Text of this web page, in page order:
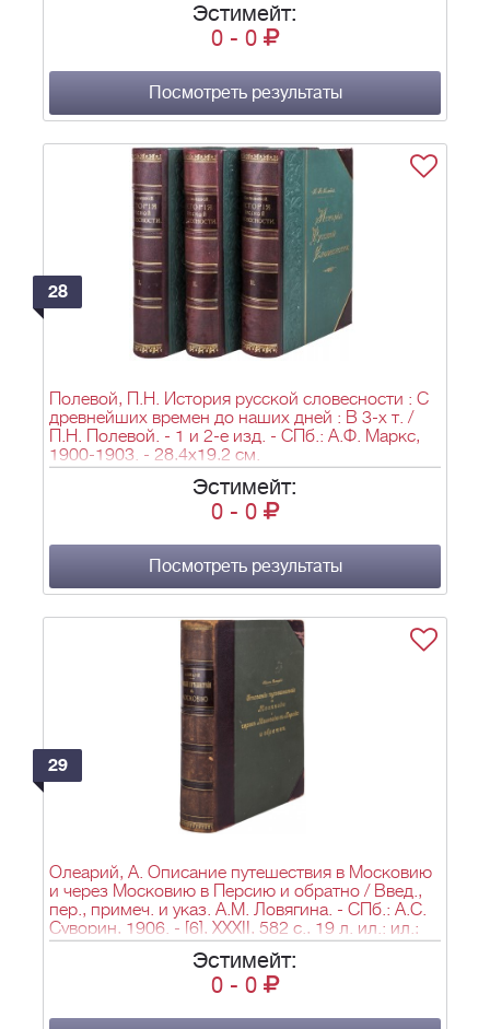
Эстимейт:
0 - 0
Посмотреть результаты
28
Полевой, П.Н. История русской словесности : С
древнейших времен до наших дней : В 3-х т. /
П.Н. Полевой. - 1 и 2-е изд. - СПб.: А.Ф. Маркс,
1900-1903. - 28,4х19,2 см.
Эстимейт:
0 - 0
Посмотреть результаты
29
Олеарий, А. Описание путешествия в Московию
и через Московию в Персию и обратно / Введ.,
пер., примеч. и указ. А.М. Ловягина. - СПб.: А.С.
Суворин, 1906. - [6], XXXII, 582 с., 19 л. ил.: ил.;
29,6х20,6 см.
Эстимейт:
0 - 0